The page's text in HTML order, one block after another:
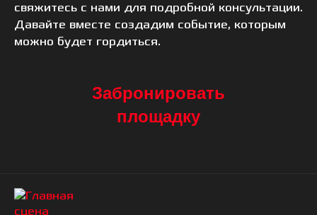
свяжитесь с нами для подробной консультации.
Давайте вместе создадим событие, которым
можно будет гордиться.
Забронировать
площадку